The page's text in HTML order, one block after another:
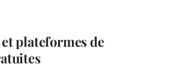
plateformes de